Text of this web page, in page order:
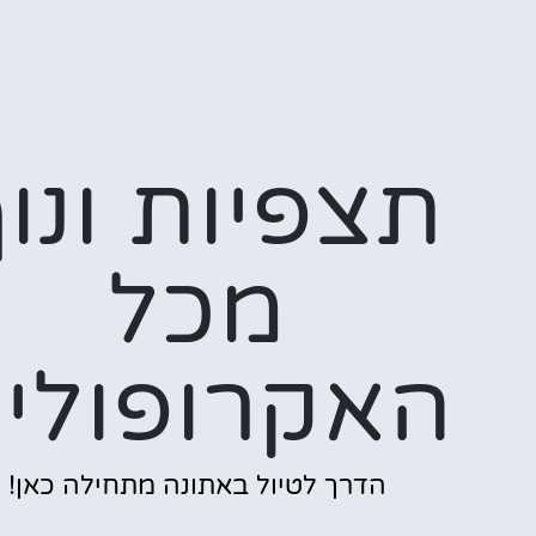
תצפיות
מכל
הדרך לטיול באתונה מתחילה כאן!